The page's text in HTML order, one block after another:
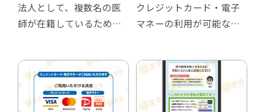
法人として、複数名の医
師が在籍しているため、
的に伝わるよう担当医表
を作成しました。
開院後も、状況に応じて
クレジットカード・電子
マネーの利用が可能なっ
を制作しました。紙の院
内掲示物から横展開を行
いました。